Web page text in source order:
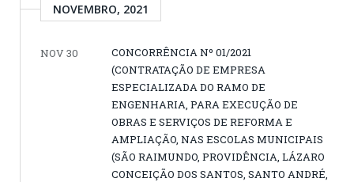
NOVEMBRO, 2021
NOV 30
CONCORRÊNCIA Nº 01/2021
(CONTRATAÇÃO DE EMPRESA
ESPECIALIZADA DO RAMO DE
ENGENHARIA, PARA EXECUÇÃO DE
OBRAS E SERVIÇOS DE REFORMA E
AMPLIAÇÃO, NAS ESCOLAS MUNICIPAIS
(SÃO RAIMUNDO, PROVIDÊNCIA, LÁZARO
CONCEIÇÃO DOS SANTOS, SANTO ANDRÉ,